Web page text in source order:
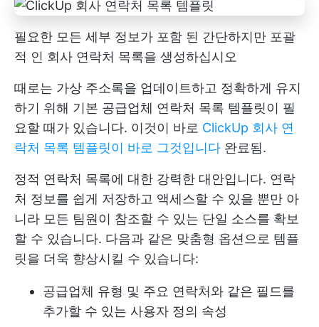
필요한 모든 세부 정보가 포함 된 간단하지만 포괄
적 인 회사 연락처 목록을 생성하십시오
때로는 가상 주소록을 업데이트하고 정확하게 유지
하기 위해 기본 공급업체 연락처 목록 템플릿이 필
요할 때가 있습니다. 이것이 바로 ClickUp 회사 연
락처 목록 템플릿이 바로 그것입니다 완료됨.
정적 연락처 목록에 대한 강력한 대안입니다. 연락
처 정보를 쉽게 저장하고 액세스할 수 있을 뿐만 아
니라 모든 팀원이 참조할 수 있는 단일 소스를 확보
할 수 있습니다. 다음과 같은 맞춤형 옵션으로 템플
릿을 더욱 향상시킬 수 있습니다:
공급업체 유형 및 주요 연락처와 같은 필드를
추가할 수 있는 사용자 정의 속성